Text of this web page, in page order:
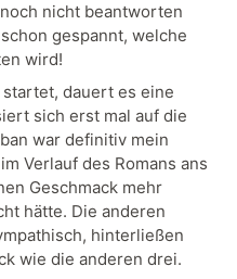
nicht beantworten
gespannt, welche
wird!
dauert es eine
sich erst mal auf die
war definitiv mein
Verlauf des Romans ans
Geschmack mehr
hätte. Die anderen
hinterließen
wie die anderen drei.